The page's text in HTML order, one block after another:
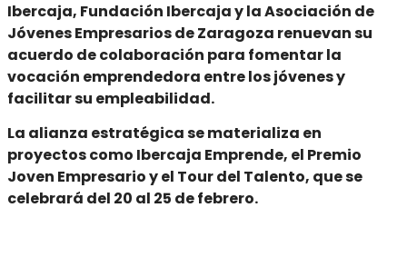
Ibercaja, Fundación Ibercaja y la Asociación de
Jóvenes Empresarios de Zaragoza renuevan su
acuerdo de colaboración para fomentar la
vocación emprendedora entre los jóvenes y
facilitar su empleabilidad.
La alianza estratégica se materializa en
proyectos como Ibercaja Emprende, el Premio
Joven Empresario y el Tour del Talento, que se
celebrará del 20 al 25 de febrero.